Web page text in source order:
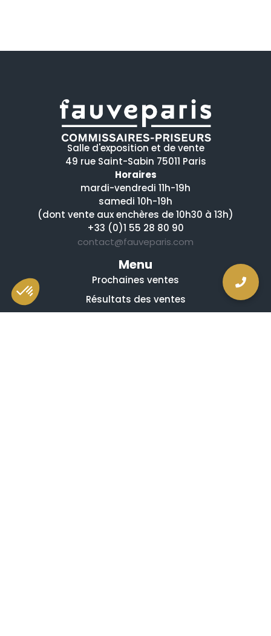
Salle d'exposition et de vente
49 rue Saint-Sabin 75011 Paris
Horaires
mardi-vendredi 11h-19h
samedi 10h-19h
(dont vente aux enchères de 10h30 à 13h)
+33 (0)1 55 28 80 90
contact@fauveparis.com
Menu
Prochaines ventes
Résultats des ventes